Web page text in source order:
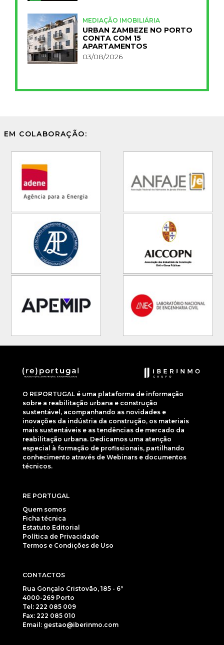
MEDIAÇÃO IMOBILIÁRIA
URBAN ZAMBEZE NO PORTO
CONTA COM 15
APARTAMENTOS
03/08/2026
EM COLABORAÇÃO:
O REPORTUGAL é uma plataforma de informação
sobre a reabilitação urbana e construção
sustentável, acompanhando as novidades e
inovações da indústria da construção, os materiais
mais sustentáveis e as tendências de mercado da
reabilitação urbana. Dedicamos uma atenção
especial à formação de profissionais, partilhando
conhecimento através de Webinars e documentos
técnicos.
RE PORTUGAL
Quem somos
Ficha técnica
Estatuto Editorial
Política de Privacidade
Termos e Condições de Uso
CONTACTOS
Rua Gonçalo Cristovão, 185 - 6º
4000-269 Porto
Tel: 222 085 009
Fax: 222 085 010
Email: gestao@iberinmo.com